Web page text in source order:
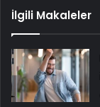
İlgili Makaleler